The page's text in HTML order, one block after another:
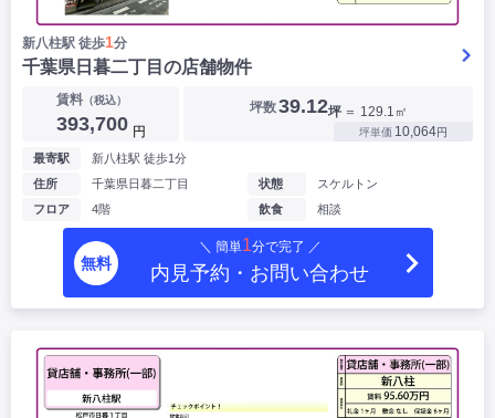
新八柱駅 徒歩1分
千葉県日暮二丁目の店舗物件
賃料（税込）
393,700 円
坪数39.12坪 ＝ 129.1㎡
坪単価 10,064円
最寄駅
新八柱駅 徒歩1分
住所
千葉県日暮二丁目
フロア
4階
状態
スケルトン
飲食
相談
無料
＼ 簡単1分で完了 ／
内見予約・お問い合わせ